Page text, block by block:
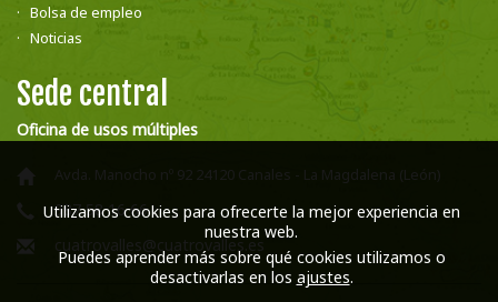
Bolsa de empleo
Noticias
Sede central
Oficina de usos múltiples
Avda. Manocho nº 92 24120 Canales - La Magdalena (León)
987 58 16 66
cuatrovalles@cuatrovalles.es
Utilizamos cookies para ofrecerte la mejor experiencia en
nuestra web.
Puedes aprender más sobre qué cookies utilizamos o
desactivarlas en los ajustes.